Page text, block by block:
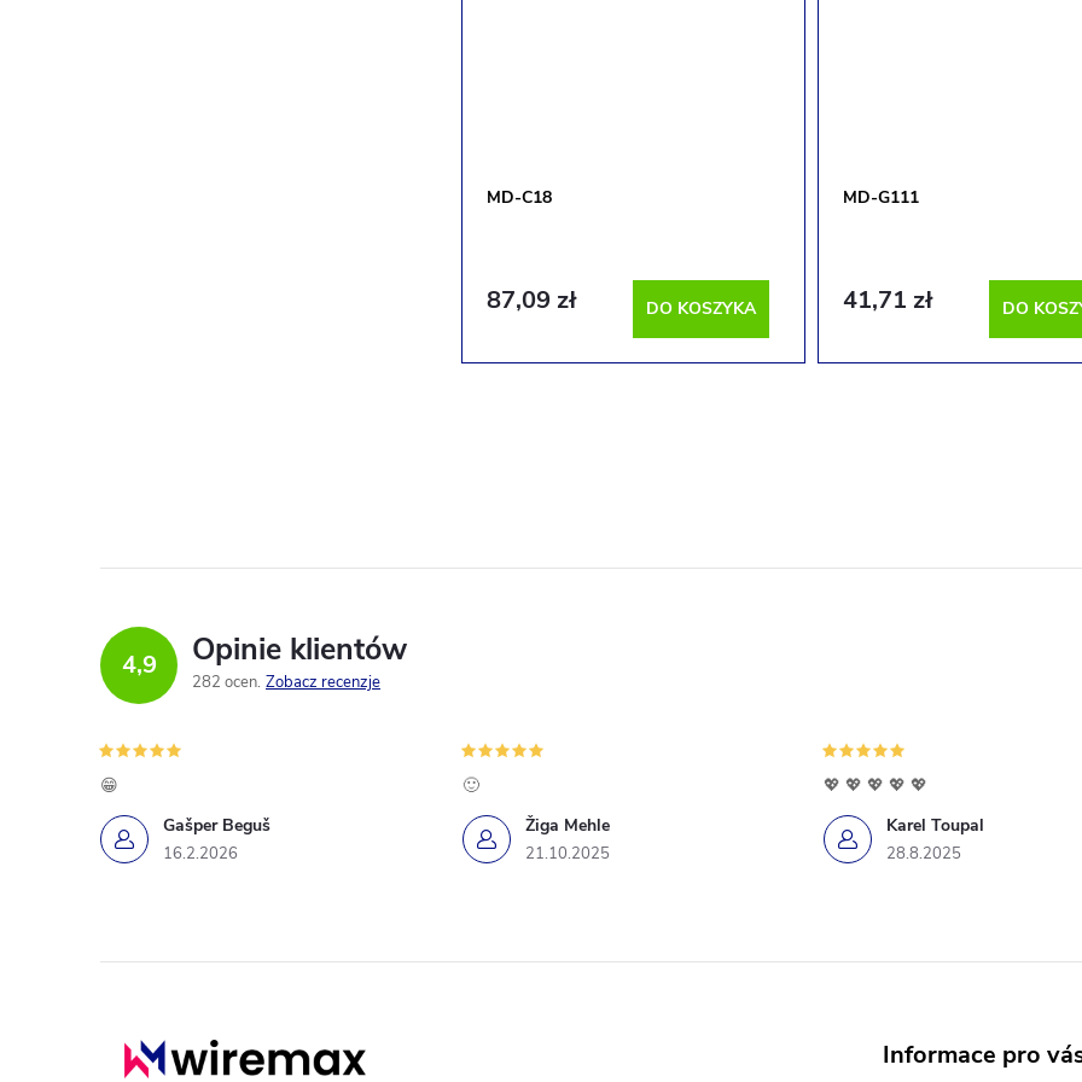
MD-C18
87,09 zł DO KOSZYKA
MD-G111
41,71 zł DO
4,9 Opinie klientów
282 ocen Zobacz recenzje
Gašper Beguš
16.2.2026
😁
Žiga Mehle
21.10.2025
🙂
Karel Toupal
28.8.2025
💖 💖 💖 💖 💖
Informace pro